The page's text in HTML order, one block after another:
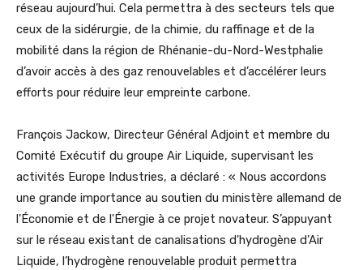
réseau aujourd’hui. Cela permettra à des secteurs tels que
ceux de la sidérurgie, de la chimie, du raffinage et de la
mobilité dans la région de Rhénanie-du-Nord-Westphalie
d’avoir accès à des gaz renouvelables et d’accélérer leurs
efforts pour réduire leur empreinte carbone.
François Jackow, Directeur Général Adjoint et membre du
Comité Exécutif du groupe Air Liquide, supervisant les
activités Europe Industries, a déclaré : « Nous accordons
une grande importance au soutien du ministère allemand de
l'Économie et de l'Énergie à ce projet novateur. S’appuyant
sur le réseau existant de canalisations d'hydrogène d’Air
Liquide, l’hydrogène renouvelable produit permettra